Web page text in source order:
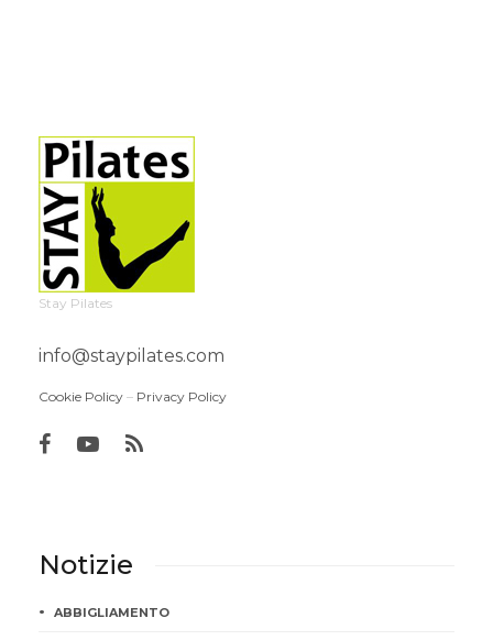
Stay Pilates
info@staypilates.com
Cookie Policy – Privacy Policy
Notizie
ABBIGLIAMENTO